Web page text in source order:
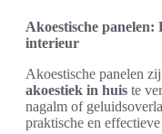
Akoestische panelen:
interieur
Akoestische panelen
akoestiek in huis te
nagalm of
praktische en